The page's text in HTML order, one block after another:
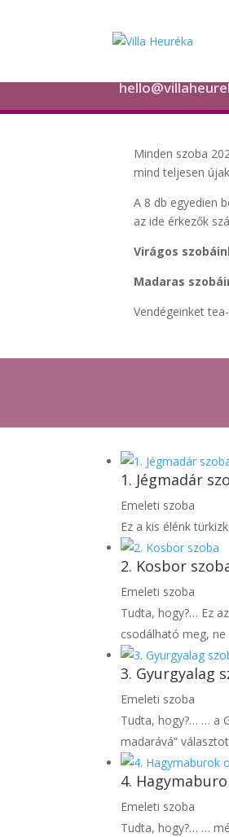
Minden szoba
mind teljesen
A 8 db egyedien
az ide érkezők
Virágos
Madaras
Vendégeinket
1. Jégmadár
Emeleti szoba
Ez a kis élénk
2. Kosbor
Emeleti szoba
Tudta, hogy?… Ez
csodálható meg,
3. Gyurgyalag
Emeleti szoba
Tudta, hogy?… … a
madarává”
4.
Emeleti szoba
Tudta, hogy?… …